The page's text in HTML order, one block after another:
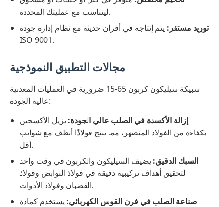
ليتناسب مع عمليتك المحددة.
توريد مستقر: يتم إنتاجه في أفران حديثة مع نظام إدارة جودة
ISO 9001.
مجالات التطبيق النموذجية
سبيكة سيليكون كربون 65-15 ضرورية في العمليات المعدنية
عالية الجودة:
إزالة الأكسدة في الصلب عالي الجودة: يزيل الأكسجين
بكفاءة من الفولاذ المنصهر، مما ينتج فولاذًا أنظف مع شوائب
أقل.
السبك الدقيق: يضيف السيليكون والكربون في وقت واحد
لتحقيق أهداف تركيبية دقيقة في فولاذ النوابض وفولاذ
القضبان وفولاذ الأدوات.
صناعة الصلب في فرن القوس الكهربائي: يستخدم كمادة